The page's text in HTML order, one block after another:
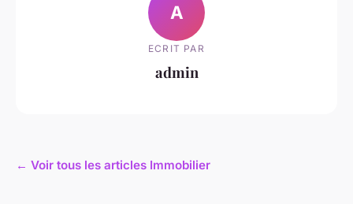
A
ECRIT PAR
admin
← Voir tous les articles Immobilier